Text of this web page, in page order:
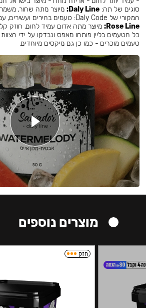
סוגים של תה:Daly Line: מיוצר מתה שחור,
המקורי של Daly Code: טעמים בהירים ועשירים, עמידים לחום ומלאים בעשן.
Rose Line: מיוצר מתה אדום עמיד לחום, חוזק
כל הטעמים בליין פותחו מאפס ונבדקו על ידי
טעמים מוכרים - כמו כן גם מיקסים מיוחדים.
מוצרים נוספים
חזק